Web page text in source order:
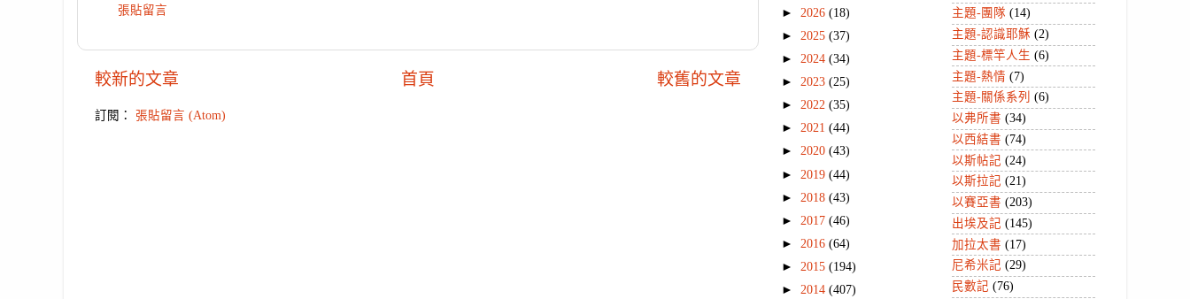
張貼留言
較新的文章 較舊的文章
首頁
訂閱： 張貼留言 (Atom)
► 2026 (18)
► 2025 (37)
► 2024 (34)
► 2023 (25)
► 2022 (35)
► 2021 (44)
► 2020 (43)
► 2019 (44)
► 2018 (43)
► 2017 (46)
► 2016 (64)
► 2015 (194)
► 2014 (407)
主題-團隊 (14)
主題-認識耶穌 (2)
主題-標竿人生 (6)
主題-熱情 (7)
主題-關係系列 (6)
以弗所書 (34)
以西結書 (74)
以斯帖記 (24)
以斯拉記 (21)
以賽亞書 (203)
出埃及記 (145)
加拉太書 (17)
尼希米記 (29)
民數記 (76)